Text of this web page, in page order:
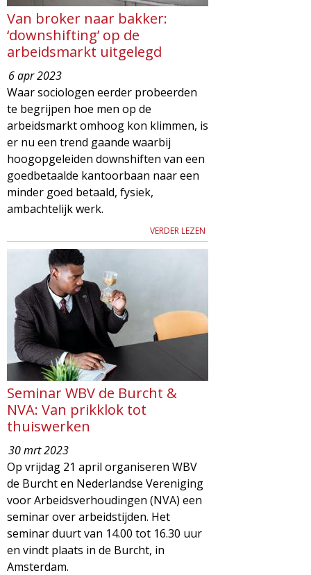
Van broker naar bakker:
‘downshifting’ op de
arbeidsmarkt uitgelegd
6 apr 2023
Waar sociologen eerder probeerden
te begrijpen hoe men op de
arbeidsmarkt omhoog kon klimmen, is
er nu een trend gaande waarbij
hoogopgeleiden downshiften van een
goedbetaalde kantoorbaan naar een
minder goed betaald, fysiek,
ambachtelijk werk.
VERDER LEZEN
Seminar WBV de Burcht &
NVA: Van prikklok tot
thuiswerken
30 mrt 2023
Op vrijdag 21 april organiseren WBV
de Burcht en Nederlandse Vereniging
voor Arbeidsverhoudingen (NVA) een
seminar over arbeidstijden. Het
seminar duurt van 14.00 tot 16.30 uur
en vindt plaats in de Burcht, in
Amsterdam.